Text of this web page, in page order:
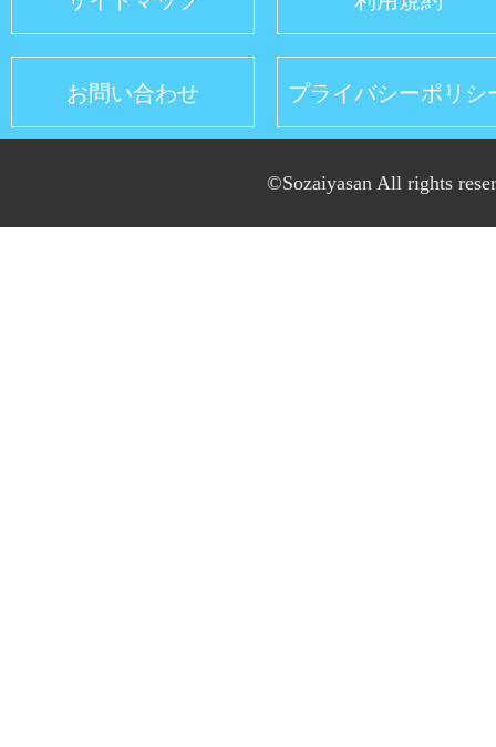
お問い合わせ プライバシーポリシ
©Sozaiyasan All rights